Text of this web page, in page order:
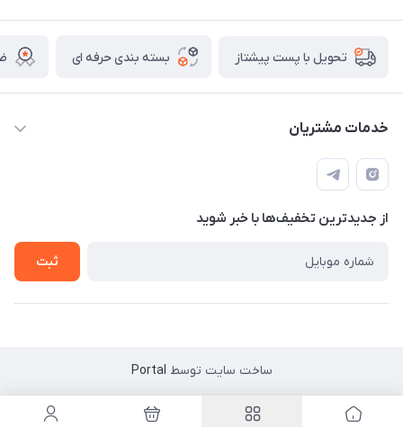
تحویل با پست پیشتاز بسته بندی حرفه ای
خدمات مشتریان
قوانین
تماس با ما
سوالات متداول و پر تکرار
آموزش خرید و پیگیری سفارش
از جدید‌ترین تخفیف‌ها با‌ خبر شوید
ثبت
ساخت سایت توسط Portal